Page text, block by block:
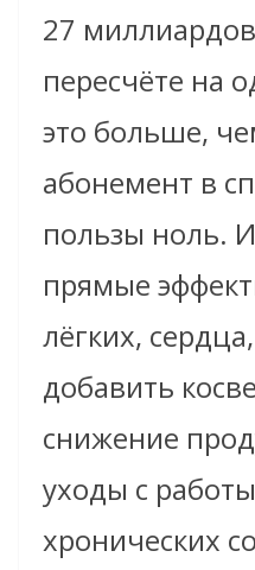
27
пересчёте на
это больше,
абонемент в
пользы ноль.
прямые
лёгких,
добавить
снижение
уходы с
хронических